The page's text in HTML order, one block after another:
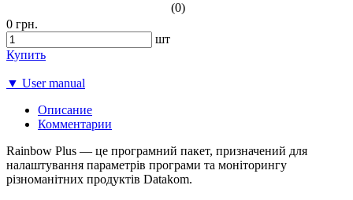
(0)
0 грн.
шт
Купить
▼ User manual
Описание
Комментарии
Rainbow Plus — це програмний пакет, призначений для
налаштування параметрів програми та моніторингу
різноманітних продуктів Datakom.